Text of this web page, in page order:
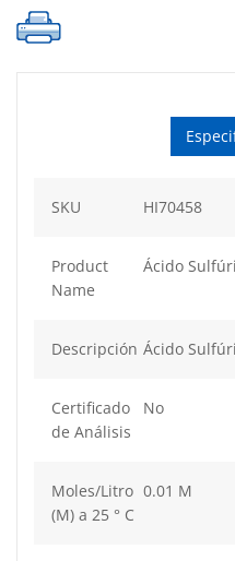
SKU HI70458
Product
Name
Ácido
Descripción Ácido
Certificado
de Análisis
No
Moles/Litro
(M) a 25 ° C
0.01 M